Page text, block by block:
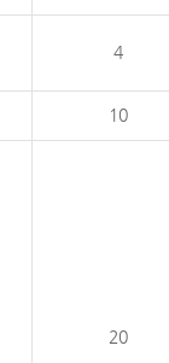
4
10
20